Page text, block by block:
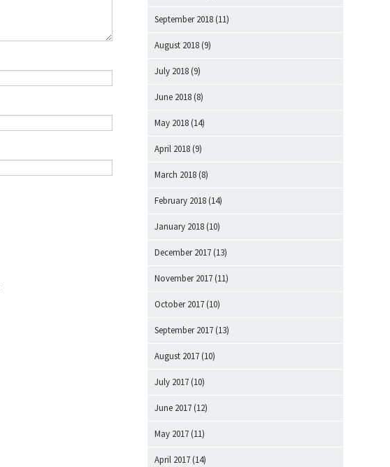
September 2018 (11)
August 2018 (9)
July 2018 (9)
June 2018 (8)
May 2018 (14)
April 2018 (9)
March 2018 (8)
February 2018 (14)
January 2018 (10)
December 2017 (13)
November 2017 (11)
October 2017 (10)
September 2017 (13)
August 2017 (10)
July 2017 (10)
June 2017 (12)
May 2017 (11)
April 2017 (14)